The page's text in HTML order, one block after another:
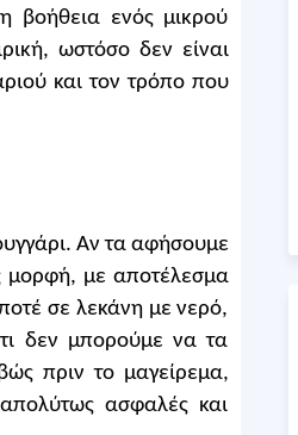
βοήθεια ενός μικρού
ωστόσο δεν είναι
και τον τρόπο που
Αν τα αφήσουμε
μορφή, με αποτέλεσμα
σε λεκάνη με νερό,
δεν μπορούμε να τα
πριν το μαγείρεμα,
ασφαλές και